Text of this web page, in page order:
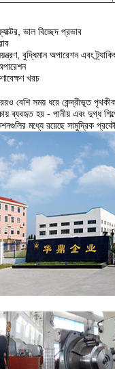
ভাল বিচ্ছেদ প্রভাব
বুদ্ধিমান অপারেশন এবং ট্র্যাকিং
খরচ
বেশি সময় ধরে কেন্দ্রীভূত
ব্যবহৃত হয় - পানীয় এবং দুগ্ধ
মধ্যে রয়েছে সামুদ্রিক